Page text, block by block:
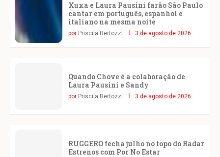
Xuxa e Laura Pausini farão São Paulo
cantar em português, espanhol e
italiano na mesma noite
por Priscila Bertozzi 3 de agosto de 2026
Quando Chove é a colaboração de
Laura Pausini e Sandy
por Priscila Bertozzi 3 de agosto de 2026
RUGGERO fecha julho no topo do Radar
Estrenos com Por No Estar